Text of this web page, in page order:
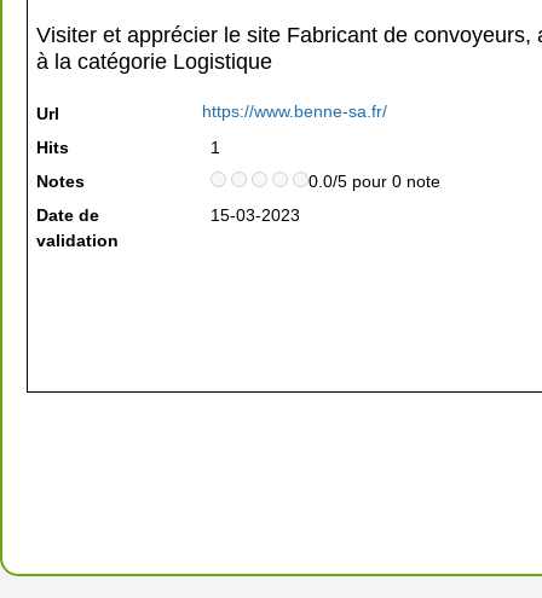
Visiter et apprécier le site Fabricant de convoyeurs,
à la catégorie Logistique
Url
https://www.benne-sa.fr/
Hits
1
Notes
0.0/5 pour 0 note
Date de
validation
15-03-2023